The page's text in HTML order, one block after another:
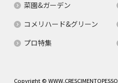
菜園&ガーデン
コメリハード&グリーン
プロ特集
Copyright ©